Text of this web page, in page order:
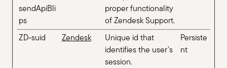
sendApiBli
ps
proper functionality
of Zendesk Support.
ZD-suid Zendesk
Unique id that
identifies the user's
session.
Persiste
nt